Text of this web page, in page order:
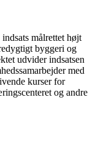
målrettet højt
byggeri og
udvider indsatsen
med
kurser for
og andre